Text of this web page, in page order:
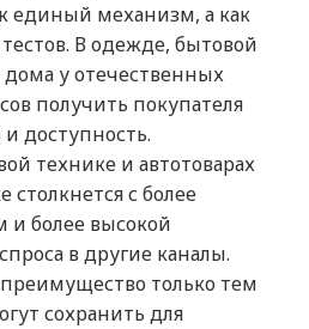
единый механизм, а как
В одежде, бытовой
у отечественных
получить покупателя
доступность.
технике и автотоварах
столкнется с более
более высокой
в другие каналы.
только тем
сохранить для